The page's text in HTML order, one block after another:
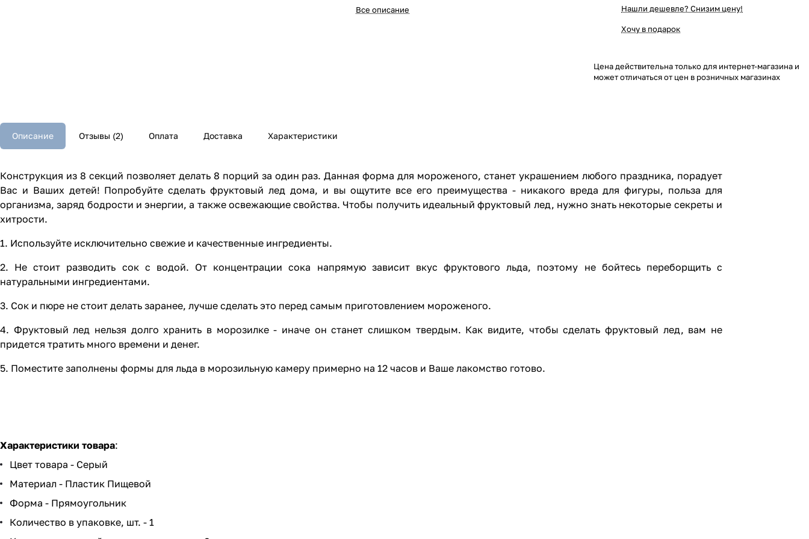
Все описание Нашли дешевле? Снизим цену!
Хочу в подарок
Цена действительна только для интернет-магазина и
может отличаться от цен в розничных магазинах
Описание Отзывы (2) Оплата Доставка Характеристики
Конструкция из 8 секций позволяет делать 8 порций за один раз. Данная форма для мороженого, станет украшением любого праздника, порадует
Вас и Ваших детей! Попробуйте сделать фруктовый лед дома, и вы ощутите все его преимущества - никакого вреда для фигуры, польза для
организма, заряд бодрости и энергии, а также освежающие свойства. Чтобы получить идеальный фруктовый лед, нужно знать некоторые секреты и
хитрости.
1. Используйте исключительно свежие и качественные ингредиенты.
2. Не стоит разводить сок с водой. От концентрации сока напрямую зависит вкус фруктового льда, поэтому не бойтесь переборщить с
натуральными ингредиентами.
3. Сок и пюре не стоит делать заранее, лучше сделать это перед самым приготовлением мороженого.
4. Фруктовый лед нельзя долго хранить в морозилке - иначе он станет слишком твердым. Как видите, чтобы сделать фруктовый лед, вам не
придется тратить много времени и денег.
5. Поместите заполнены формы для льда в морозильную камеру примерно на 12 часов и Ваше лакомство готово.
Характеристики товара:
Цвет товара - Серый
Материал - Пластик Пищевой
Форма - Прямоугольник
Количество в упаковке, шт. - 1